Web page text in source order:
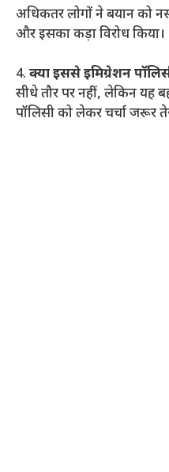
अधिकतर लोगों ने बयान को
और इसका कड़ा विरोध किया।
4. क्या इससे इमिग्रेशन
सीधे तौर पर नहीं, लेकिन यह
पॉलिसी को लेकर चर्चा जरूर